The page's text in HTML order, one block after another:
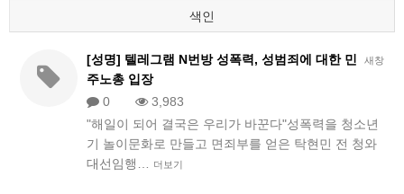
색인
새창
[성명] 텔레그램 N번방 성폭력, 성범죄에 대한 민
주노총 입장
0
3,983
"해일이 되어 결국은 우리가 바꾼다"성폭력을 청소년
기 놀이문화로 만들고 면죄부를 얻은 탁현민 전 청와
대선임행…
더보기